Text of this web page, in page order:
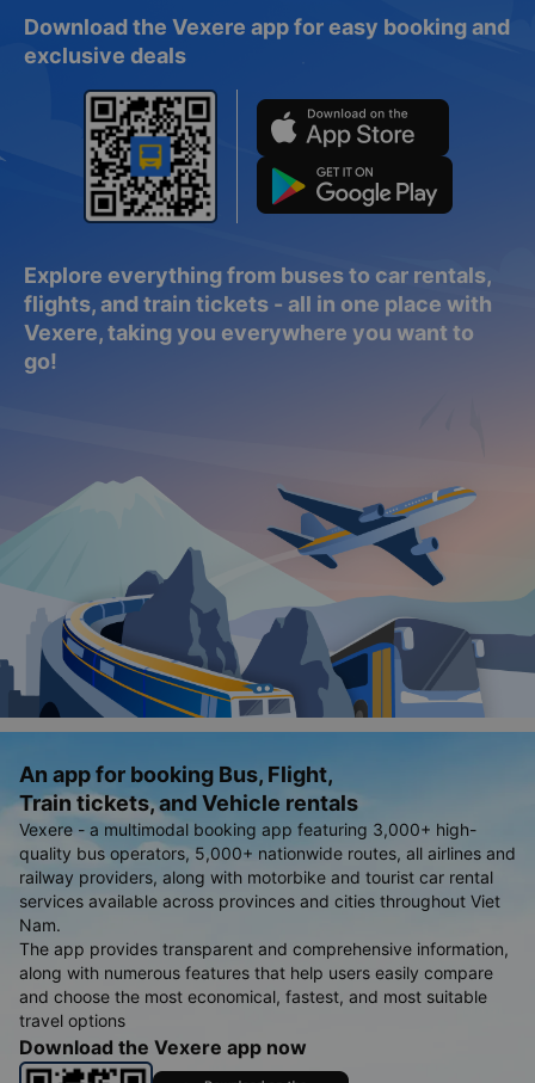
Download the Vexere app for easy booking and
exclusive deals
Explore everything from buses to car rentals,
An app for booking Bus, Flight,
Train tickets, and Vehicle rentals
Vexere - a multimodal booking app featuring 3,000+ high-
quality bus operators, 5,000+ nationwide routes, all airlines and
railway providers, along with motorbike and tourist car rental
services available across provinces and cities throughout Viet
Nam.
The app provides transparent and comprehensive information,
along with numerous features that help users easily compare